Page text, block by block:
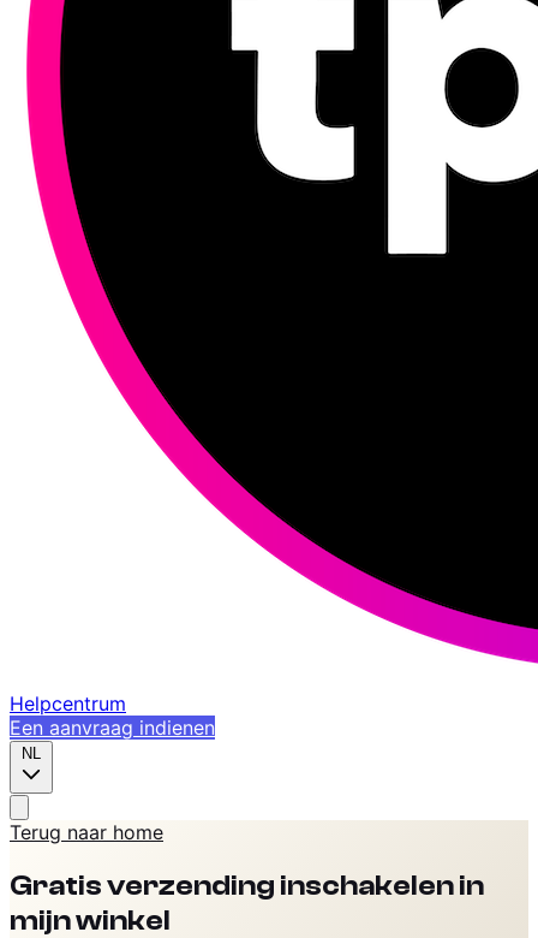
Helpcentrum
Een aanvraag indienen
NL
Terug naar home
Gratis verzending inschakelen in
mijn winkel